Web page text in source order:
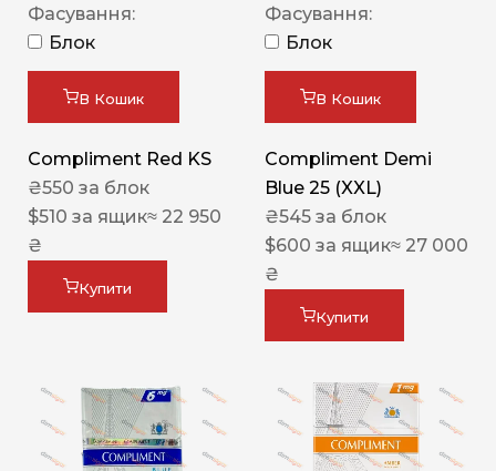
Фасування:
Блок
В Кошик
Compliment Red KS
₴550 за блок
$510 за ящик≈ 22 950
₴
Купити
Фасування:
Блок
В Кошик
Compliment Demi
Blue 25 (XXL)
₴545 за блок
$600 за ящик≈ 27 000
₴
Купити